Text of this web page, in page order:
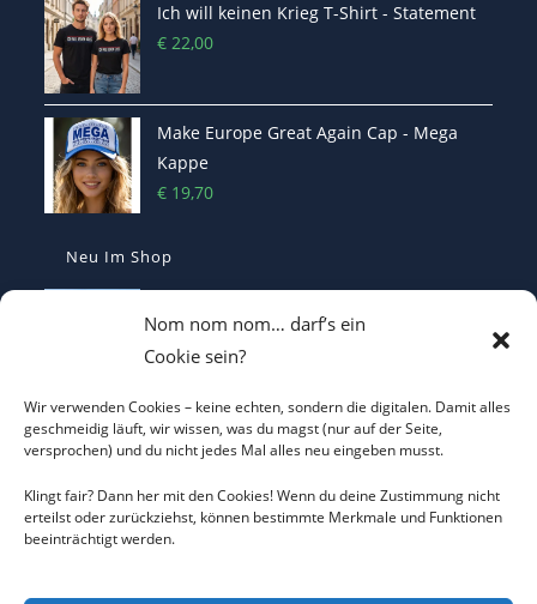
Nom nom nom… darf’s ein
Cookie sein?
Wir verwenden Cookies – keine echten, sondern die digitalen. Damit alles
geschmeidig läuft, wir wissen, was du magst (nur auf der Seite,
versprochen) und du nicht jedes Mal alles neu eingeben musst.
Klingt fair? Dann her mit den Cookies! Wenn du deine Zustimmung nicht
erteilst oder zurückziehst, können bestimmte Merkmale und Funktionen
beeinträchtigt werden.
Ich will keinen Krieg T-Shirt - Statement
€ 22,00
Make Europe Great Again Cap - Mega
Kappe
€ 19,70
Neu Im Shop
Hysterikern für Schnappatmung
€22,00
Casquette Je Suis Marine – Trucker Cap
€19,70
ICH WILL KEINEN KRIEG Trucker Cap –